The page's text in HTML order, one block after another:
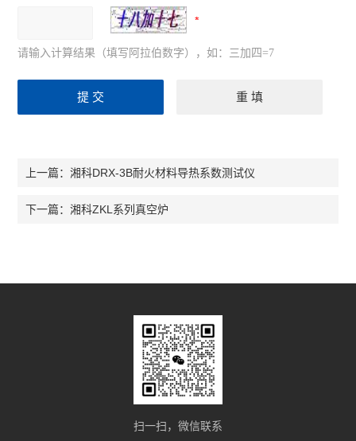
请输入计算结果（填写阿拉伯数字），如：三加四=7
上一篇：湘科DRX-3B耐火材料导热系数测试仪
下一篇：湘科ZKL系列真空炉
扫一扫，微信联系